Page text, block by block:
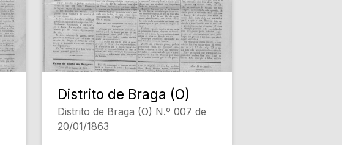
Distrito de Braga (O)
Distrito de Braga (O) N.º 007 de
20/01/1863